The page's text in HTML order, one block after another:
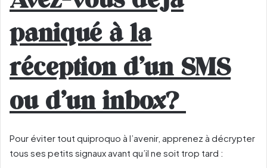
paniqué à la
réception d’un SMS
ou d’un inbox?
Pour éviter tout quiproquo à l’avenir, apprenez à décrypter
tous ses petits signaux avant qu’il ne soit trop tard :